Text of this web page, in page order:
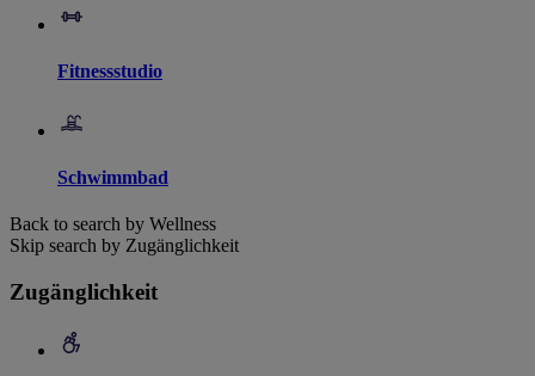
Fitnessstudio
Schwimmbad
Back to search by Wellness
Skip search by Zugänglichkeit
Zugänglichkeit